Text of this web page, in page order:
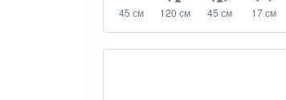
45 см 120 см 45 см 17 см